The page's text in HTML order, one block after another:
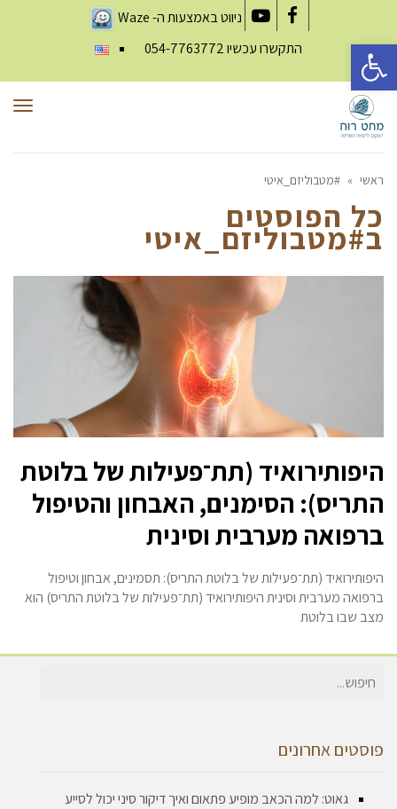
Facebook
YouTube
ניווט באמצעות ה-Waze
התקשרו עכשיו054-7763772
ראשי » #מטבוליזם_איטי
כל הפוסטים
ב#מטבוליזם_איטי
היפותירואיד (תת־פעילות של בלוטת
התריס): הסימנים, האבחון והטיפול
ברפואה מערבית וסינית
היפותירואיד (תת־פעילות של בלוטת התריס): תסמינים, אבחון וטיפול
ברפואה מערבית וסינית היפותירואיד (תת־פעילות של בלוטת התריס) הוא
מצב שבו בלוטת
חיפוש
פוסטים אחרונים
גאוט: למה הכאב מופיע פתאום ואיך דיקור סיני יכול לסייע
פתח סרגל נגישות